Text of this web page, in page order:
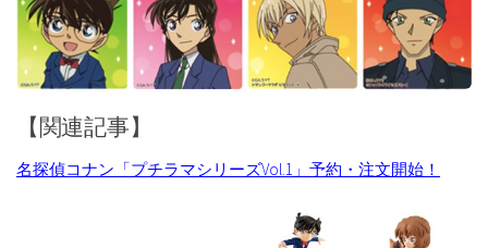
【関連記事】
名探偵コナン「プチラマシリーズVol.1」予約・注文開始！